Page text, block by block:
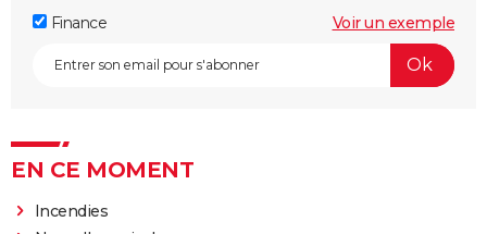
Finance Voir un exemple
EN CE MOMENT
Incendies